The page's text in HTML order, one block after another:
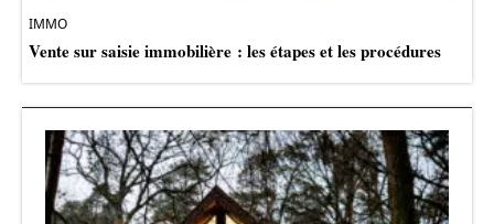
IMMO
Vente sur saisie immobilière : les étapes et les procédures